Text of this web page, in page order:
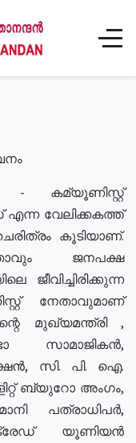
- കമ്യൂണിസ്റ്റ്
വേലിക്കകത്ത്
കൂടിയാണ്.
ജനപക്ഷ
ജീവിച്ചിരിക്കുന്ന
നേതാവുമാണ്
മുഖ്യമന്ത്രി ,
സാമാജികൻ,
സി. പി. ഐ.
ബ്യുറോ അംഗം,
പത്രാധിപർ,
യൂണിയൻ